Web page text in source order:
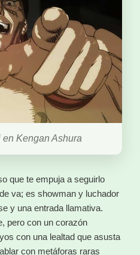
Kengan Ashura
que te empuja a seguirlo
va; es showman y luchador
y una entrada llamativa.
pero con un corazón
con una lealtad que asusta
con metáforas raras